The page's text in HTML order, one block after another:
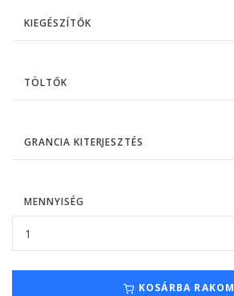
KIEGÉSZÍTŐK
TÖLTŐK
GRANCIA KITERJESZTÉS
MENNYISÉG
KOSÁRBA RAKOM